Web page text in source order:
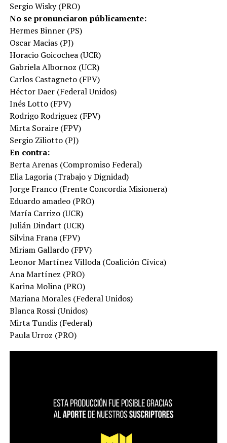
Sergio Wisky (PRO)
No se pronunciaron públicamente:
Hermes Binner (PS)
Oscar Macias (PJ)
Horacio Goicochea (UCR)
Gabriela Albornoz (UCR)
Carlos Castagneto (FPV)
Héctor Daer (Federal Unidos)
Inés Lotto (FPV)
Rodrigo Rodriguez (FPV)
Mirta Soraire (FPV)
Sergio Ziliotto (PJ)
En contra:
Berta Arenas (Compromiso Federal)
Elia Lagoria (Trabajo y Dignidad)
Jorge Franco (Frente Concordia Misionera)
Eduardo amadeo (PRO)
María Carrizo (UCR)
Julián Dindart (UCR)
Silvina Frana (FPV)
Miriam Gallardo (FPV)
Leonor Martínez Villoda (Coalición Cívica)
Ana Martínez (PRO)
Karina Molina (PRO)
Mariana Morales (Federal Unidos)
Blanca Rossi (Unidos)
Mirta Tundis (Federal)
Paula Urroz (PRO)